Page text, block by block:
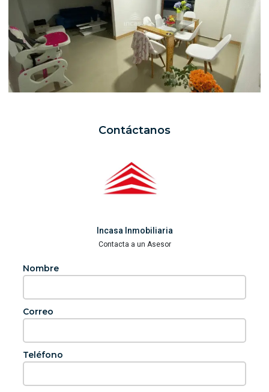
Contáctanos
Incasa Inmobiliaria
Contacta a un Asesor
Nombre
Correo
Teléfono